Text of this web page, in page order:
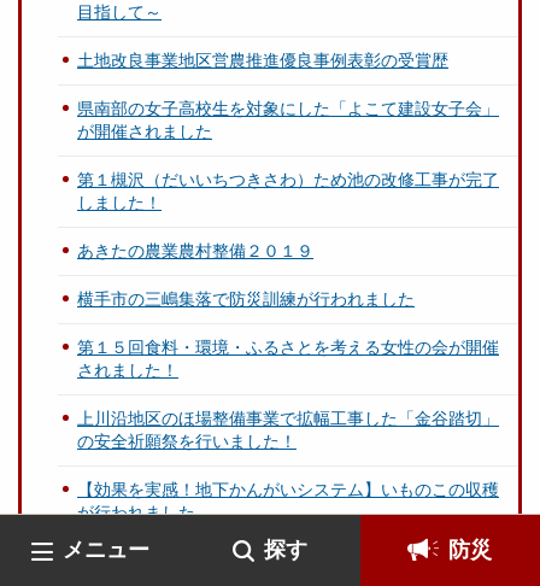
メニュー 探す 防災
目指して～
土地改良事業地区営農推進優良事例表彰の受賞歴
県南部の女子高校生を対象にした「よこて建設女子会」
が開催されました
第１槻沢（だいいちつきさわ）ため池の改修工事が完了
しました！
あきたの農業農村整備２０１９
横手市の三嶋集落で防災訓練が行われました
第１５回食料・環境・ふるさとを考える女性の会が開催
されました！
上川沿地区のほ場整備事業で拡幅工事した「金谷踏切」
の安全祈願祭を行いました！
【効果を実感！地下かんがいシステム】いものこの収穫
が行われました
地下かんがいシステムの現地勉強会を開催しました！